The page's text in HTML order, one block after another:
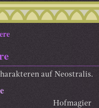
auf Neostralis.
Hofmagier